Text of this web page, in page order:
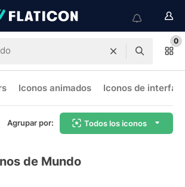
0
Iconos animados Iconos de interfaz
Agrupar por: Todos los iconos
de Mundo